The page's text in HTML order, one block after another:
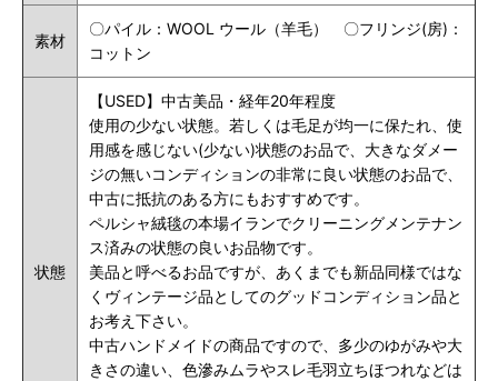
素材
〇パイル：WOOL ウール（羊毛） 〇フリンジ(房)：
コットン
状態
【USED】中古美品・経年20年程度
使用の少ない状態。若しくは毛足が均一に保たれ、使
用感を感じない(少ない)状態のお品で、大きなダメー
ジの無いコンディションの非常に良い状態のお品で、
中古に抵抗のある方にもおすすめです。
ペルシャ絨毯の本場イランでクリーニングメンテナン
ス済みの状態の良いお品物です。
美品と呼べるお品ですが、あくまでも新品同様ではな
くヴィンテージ品としてのグッドコンディション品と
お考え下さい。
中古ハンドメイドの商品ですので、多少のゆがみや大
きさの違い、色滲みムラやスレ毛羽立ちほつれなどは